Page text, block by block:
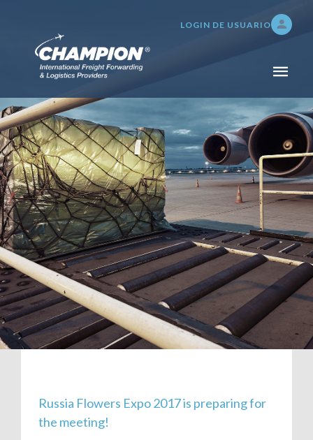
LOGIN DE USUARIO
INICIO
NOSOTROS
SERVICIOS
TRANSPORTE DE CARGA
ADUANAS Y SEGUROS
SERVICIOS DE BODEGAJE,
DISTRIBUCIÓN E
INVENTARIO
TRACKING 24/7
PAGOS
CONTÁCTENOS
RECLAMOS
Russia Flowers Expo 2017 is preparing for
the meeting!